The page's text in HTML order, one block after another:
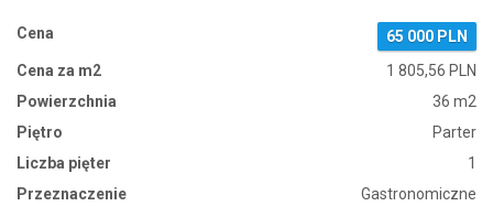
Cena
65 000 PLN
Cena za m2
1 805,56 PLN
Powierzchnia
36 m2
Piętro
Parter
Liczba pięter
1
Przeznaczenie
Gastronomiczne